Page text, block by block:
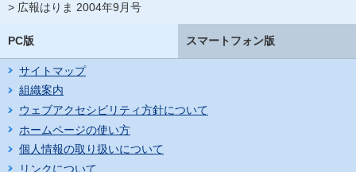
> 広報はりま 2004年9月号
PC版 スマートフォン版
サイトマップ
組織案内
ウェブアクセシビリティ方針について
ホームページの使い方
個人情報の取り扱いについて
リンクについて